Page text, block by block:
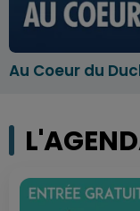
Au Coeur du